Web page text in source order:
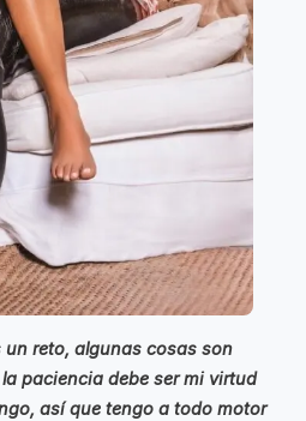
reto, algunas cosas son
paciencia debe ser mi virtud
así que tengo a todo motor